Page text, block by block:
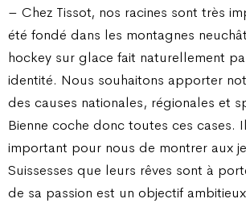
– Chez Tissot, nos racines sont très
été fondé dans les montagnes
hockey sur glace fait naturellement
identité. Nous souhaitons apporter
des causes nationales, régionales et
Bienne coche donc toutes ces cases.
important pour nous de montrer aux
Suissesses que leurs rêves sont à
de sa passion est un objectif